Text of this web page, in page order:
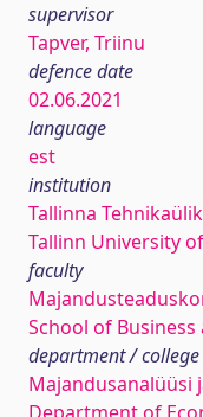
supervisor
Tapver, Triinu
defence date
02.06.2021
language
est
institution
Tallinna
Tallinn University
faculty
School of
department / college
Majandusanalüüsi